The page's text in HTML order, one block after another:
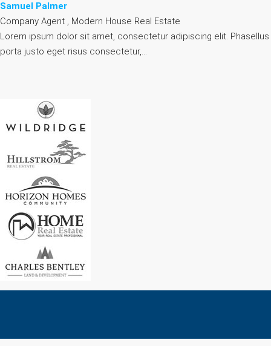
Samuel Palmer
Company Agent , Modern House Real Estate
Lorem ipsum dolor sit amet, consectetur adipiscing elit. Phasellus
porta justo eget risus consectetur,…